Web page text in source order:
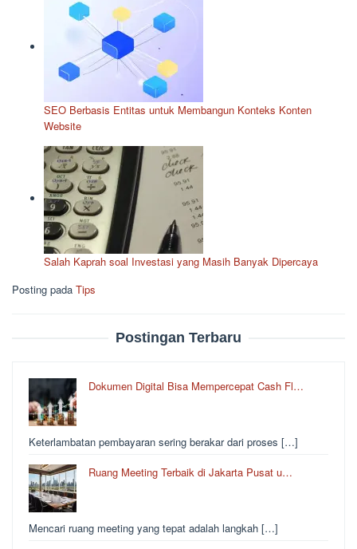
SEO Berbasis Entitas untuk Membangun Konteks Konten
Website
Salah Kaprah soal Investasi yang Masih Banyak Dipercaya
Posting pada Tips
Postingan Terbaru
Dokumen Digital Bisa Mempercepat Cash Fl…
Keterlambatan pembayaran sering berakar dari proses […]
Ruang Meeting Terbaik di Jakarta Pusat u…
Mencari ruang meeting yang tepat adalah langkah […]